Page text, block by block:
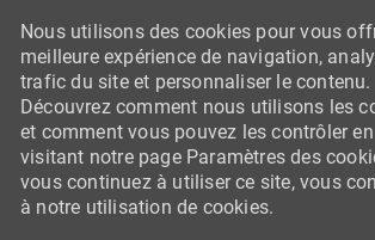
Nous utilisons des cookies pour vous
meilleure expérience de navigation,
trafic du site et personnaliser le contenu.
Découvrez comment nous utilisons les
et comment vous pouvez les contrôler en
visitant notre page Paramètres des
vous continuez à utiliser ce site, vous
à notre utilisation de cookies.